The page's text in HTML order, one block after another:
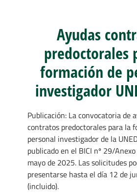
Ayudas
predoctorales
formación de
investigador
Publicación: La convocatoria de
contratos predoctorales para la
personal investigador de la
publicado en el BICI nº 29/
mayo de 2025. Las solicitudes
presentarse hasta el día 12 de
(incluido).